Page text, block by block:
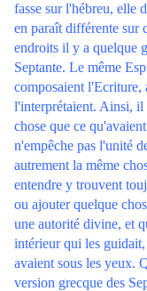
fasse sur l'hébreu, elle
en paraît différente sur
endroits il y a quelque
Septante. Le même
composaient l'Ecriture,
l'interprétaient. Ainsi, il
chose que ce
n'empêche pas l'unité
autrement la même
entendre y trouvent
ou ajouter quelque
une autorité divine, et
intérieur qui les
avaient sous les yeux.
version grecque des